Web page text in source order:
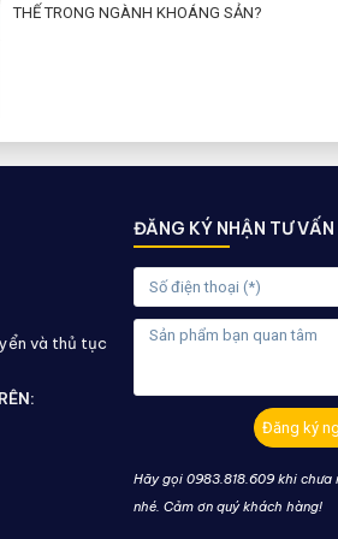
THẾ TRONG NGÀNH KHOÁNG SẢN?
và thủ tục
ĐĂNG KÝ NHẬN TƯ VẤN
Đăng ký
Hãy gọi 0983.818.609 khi chưa
nhé. Cảm ơn quý khách hàng!